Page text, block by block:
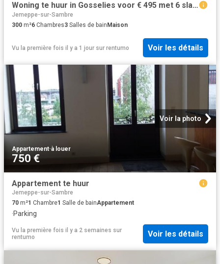
Woning te huur in Gosselies voor € 495 met 6 slaapkamers
Jemeppe-sur-Sambre
300 m²6 Chambres3 Salles de bainMaison
Vu la première fois il y a 1 jour sur rentumo Voir les détails
Voir la photo
Appartement·à louer
750 €
Appartement te huur
Jemeppe-sur-Sambre
70 m²1 Chambre1 Salle de bainAppartement
·Parking
Vu la première fois il y a 2 semaines sur
rentumo
Voir les détails